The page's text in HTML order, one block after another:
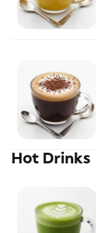
Hot Drinks